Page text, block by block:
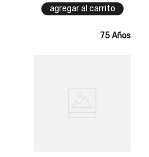
agregar al carrito
75 Años